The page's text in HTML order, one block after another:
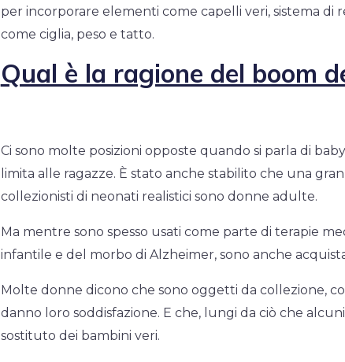
per incorporare elementi come capelli veri, sistema di
come ciglia, peso e tatto.
Qual è la ragione del boom
Ci sono molte posizioni opposte quando si parla di
limita alle ragazze. È stato anche stabilito che una
collezionisti di neonati realistici sono donne adulte.
Ma mentre sono spesso usati come parte di terapie
infantile e del morbo di Alzheimer, sono anche
Molte donne dicono che sono oggetti da collezione,
danno loro soddisfazione. E che, lungi da ciò che
sostituto dei bambini veri.